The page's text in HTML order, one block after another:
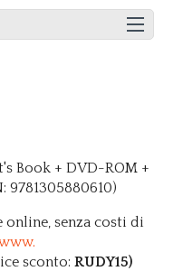
Book + DVD-ROM +
9781305880610)
senza costi di
sconto: RUDY15)